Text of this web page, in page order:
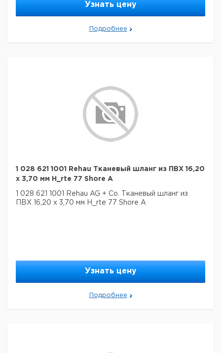
Узнать цену
Подробнее
1 028 621 1001 Rehau Тканевый шланг из ПВХ 16,20
х 3,70 мм H_rte 77 Shore A
1 028 621 1001 Rehau AG + Co. Тканевый шланг из
ПВХ 16,20 х 3,70 мм H_rte 77 Shore A
Узнать цену
Подробнее